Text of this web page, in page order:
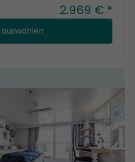
2.969 € *
auswählen